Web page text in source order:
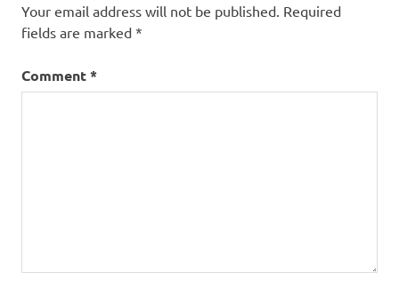
Your email address will not be published. Required
fields are marked *
Comment*